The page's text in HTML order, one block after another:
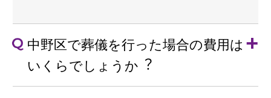
中野区で葬儀を⾏った場合の費⽤は
いくらでしょうか︖